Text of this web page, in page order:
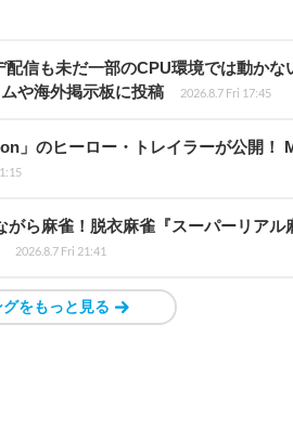
配信も未だ一部のCPU環境では動かな
や海外掲示板に投稿
2026.8.7 Fri 17:45
」のヒーロー・トレイラーが公開！
ら麻雀！脱衣麻雀『スーパーリアル
2026.8.7 Fri 21:41
をもっと見る